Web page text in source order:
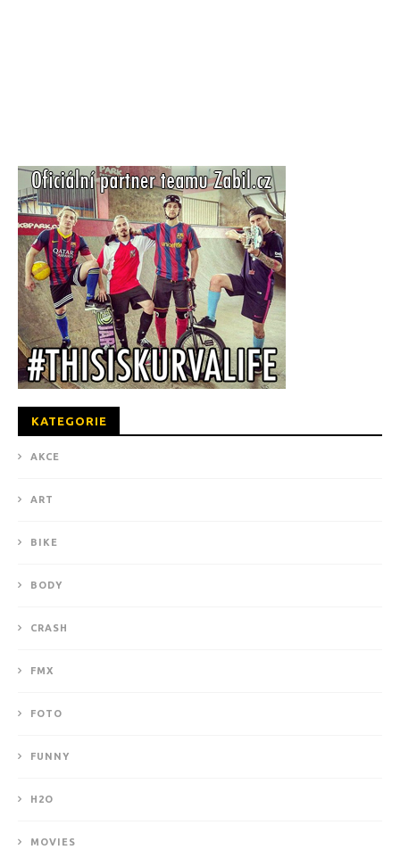
KATEGORIE
AKCE
ART
BIKE
BODY
CRASH
FMX
FOTO
FUNNY
H2O
MOVIES